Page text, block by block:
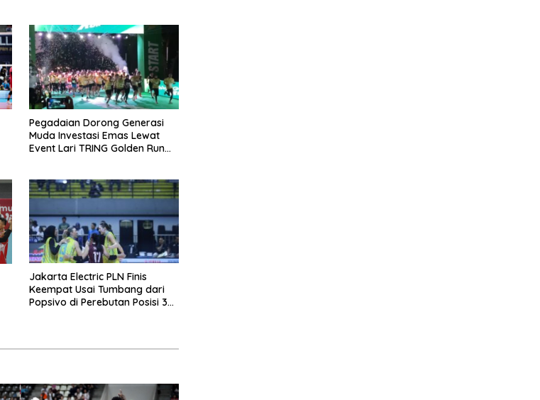
Pegadaian Dorong Generasi
Muda Investasi Emas Lewat
Event Lari TRING Golden Run
Jakarta Electric PLN Finis
Keempat Usai Tumbang dari
Popsivo di Perebutan Posisi 3